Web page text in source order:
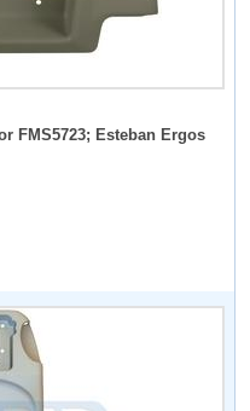
FMS5723; Esteban Ergos